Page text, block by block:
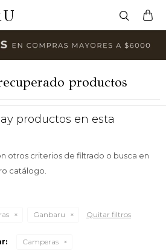
productos
productos en esta
otros criterios de filtrado o busca en
catálogo.
Ganbaru Quitar filtros
Camperas